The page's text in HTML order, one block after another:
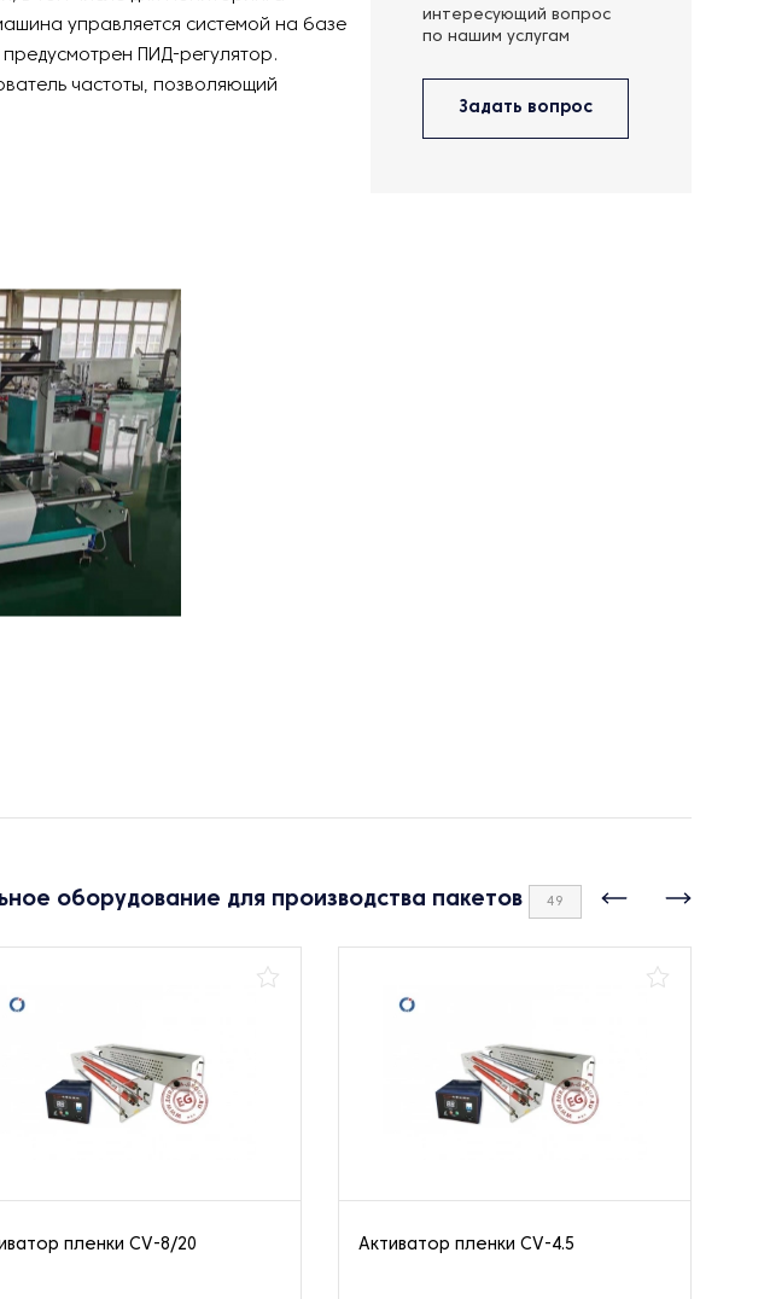
управляется системой на базе
предусмотрен ПИД-регулятор.
частоты, позволяющий
интересующий вопрос
по нашим услугам
Задать вопрос
оборудование для производства пакетов 49
пленки CV-8/20 Активатор пленки CV-4.5